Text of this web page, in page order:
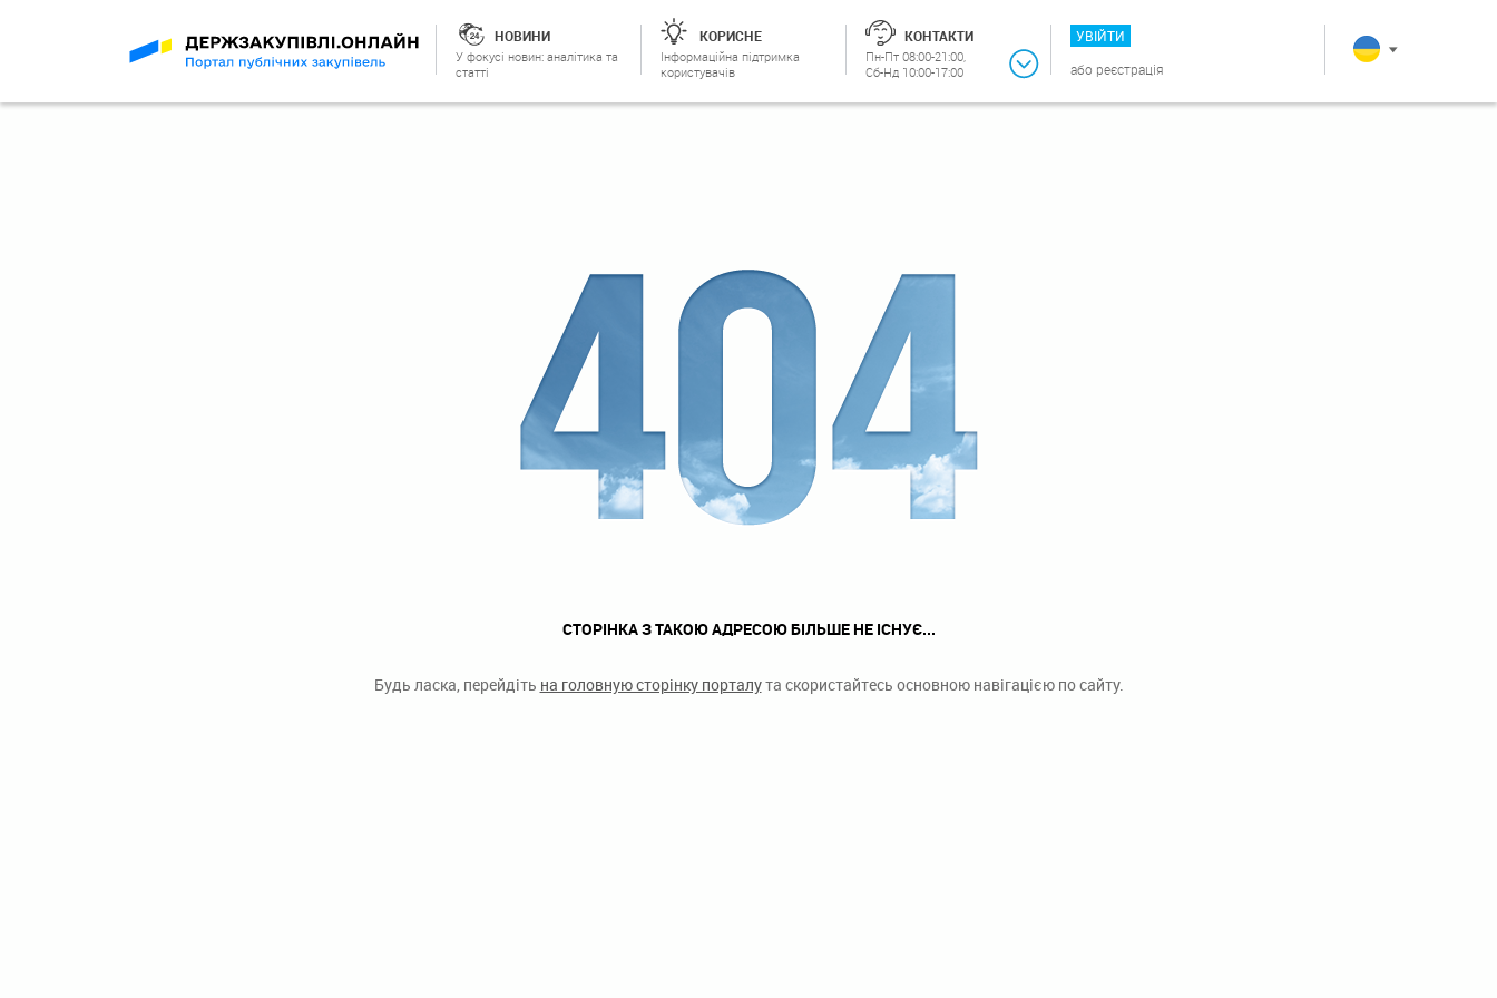
НОВИНИ
У фокусі новин: аналітика та
статті
КОРИСНЕ
Інформаційна підтримка
користувачів
КОНТАКТИ
Пн-Пт 08:00-21:00,
Сб-Нд 10:00-17:00
УВІЙТИ
або реєстрація
СТОРІНКА З ТАКОЮ АДРЕСОЮ БІЛЬШЕ НЕ ІСНУЄ...
Будь ласка, перейдіть на головную сторінку порталута скористайтесь основною навігацією по сайту.